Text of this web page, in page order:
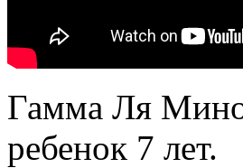
Гамма Ля
ребенок 7 лет.